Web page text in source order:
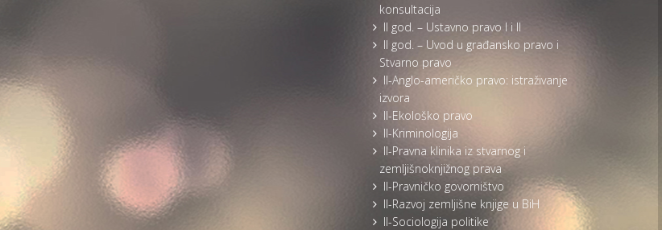
konsultacija
II god. – Ustavno pravo I i II
II god. – Uvod u građansko pravo i
Stvarno pravo
II-Anglo-američko pravo: istraživanje
izvora
II-Ekološko pravo
II-Kriminologija
II-Pravna klinika iz stvarnog i
zemljišnoknjižnog prava
II-Pravničko govorništvo
II-Razvoj zemljišne knjige u BiH
II-Sociologija politike